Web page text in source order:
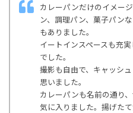
カレーパンだけのイメー
ン、調理パン、菓子パン
もありました。
イートインスペースも充
でした。
撮影も自由で、キャッシ
思いました。
カレーパンも名前の通り
気に入りました。揚げたて